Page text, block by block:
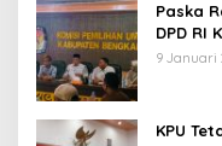
Paska
DPD RI
KPU
9 Januari
KPU